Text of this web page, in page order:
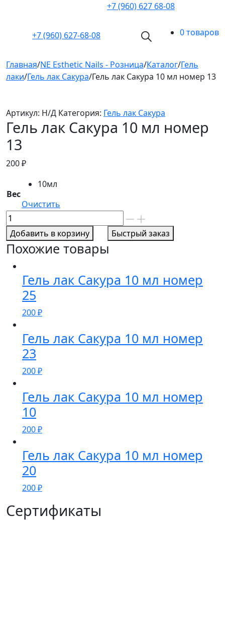
+7 (960) 627 68-08
+7 (960) 627-68-08 0 товаров
Главная/NE Esthetic Nails - Розница/Каталог/Гель
лаки/Гель лак Сакура/Гель лак Сакура 10 мл номер 13
Артикул: Н/Д Категория: Гель лак Сакура
Гель лак Сакура 10 мл номер
13
200₽
Вес
10мл
Очистить
Количество
товара
Гель
лак
Сакура
номер
Добавить в корзину Быстрый заказ
Похожие товары
Гель лак Сакура 10 мл номер
25
200₽
Гель лак Сакура 10 мл номер
23
200₽
Гель лак Сакура 10 мл номер
10
200₽
Гель лак Сакура 10 мл номер
20
200₽
Сертификаты